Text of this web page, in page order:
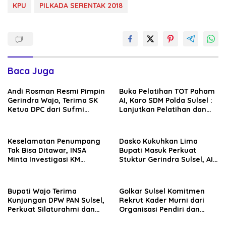
KPU PILKADA SERENTAK 2018
Baca Juga
Andi Rosman Resmi Pimpin
Gerindra Wajo, Terima SK
Ketua DPC dari Sufmi
Buka Pelatihan TOT Paham
AI, Karo SDM Polda Sulsel :
Lanjutkan Pelatihan dan
Keselamatan Penumpang
Tak Bisa Ditawar, INSA
Minta Investigasi KM
Dasko Kukuhkan Lima
Bupati Masuk Perkuat
Stuktur Gerindra Sulsel, AIA
Bupati Wajo Terima
Kunjungan DPW PAN Sulsel,
Perkuat Silaturahmi dan
Golkar Sulsel Komitmen
Rekrut Kader Murni dari
Organisasi Pendiri dan